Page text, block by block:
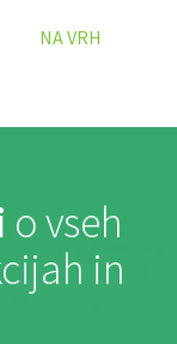
NA VRH
o vseh
in